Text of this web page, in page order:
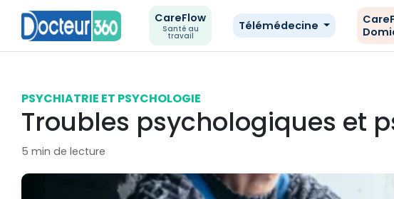
CareFlow
Santé au
travail
Télémédecine
PSYCHIATRIE ET PSYCHOLOGIE
Troubles psychologiques et
5 min de lecture